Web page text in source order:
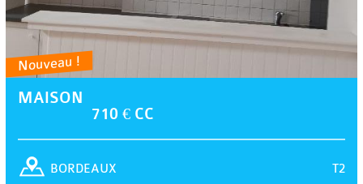
Nouveau !
MAISON
710 € CC
T2
BORDEAUX